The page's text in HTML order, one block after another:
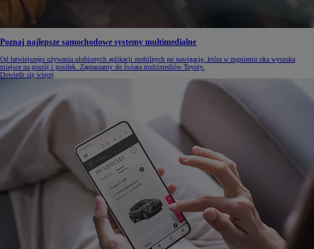
Poznaj najlepsze samochodowe systemy multimedialne
Od łatwiejszego używania ulubionych aplikacji mobilnych po nawigację, która w mgnieniu oka wyszuka
miejsce na postój i posiłek. Zapraszamy do świata multimediów Toyoty.
Dowiedz się więcej